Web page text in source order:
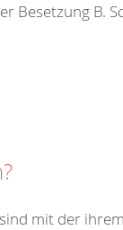
Besetzung B.
mit der